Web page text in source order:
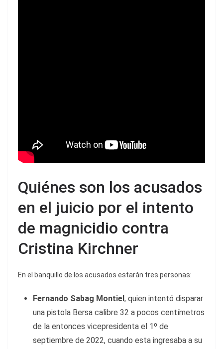
Quiénes son los acusados
en el juicio por el intento
de magnicidio contra
Cristina Kirchner
En el banquillo de los acusados estarán tres personas:
Fernando Sabag Montiel, quien intentó disparar
una pistola Bersa calibre 32 a pocos centímetros
de la entonces vicepresidenta el 1º de
septiembre de 2022, cuando esta ingresaba a su